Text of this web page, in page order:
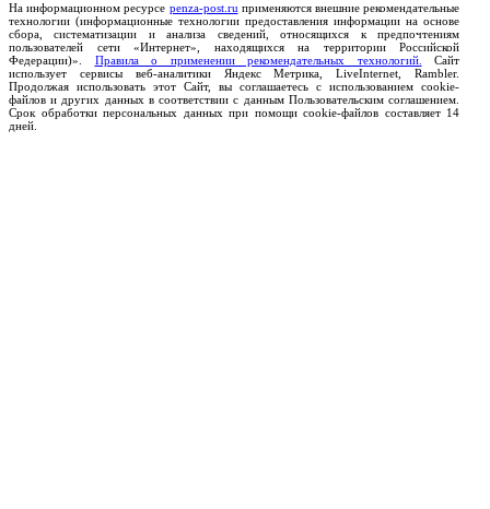
На информационном ресурсе penza-post.ru применяются внешние рекомендательные
технологии (информационные технологии предоставления информации на основе
сбора, систематизации и анализа сведений, относящихся к предпочтениям
пользователей сети «Интернет», находящихся на территории Российской
Федерации)». Правила о применении рекомендательных технологий.
Сайт
использует сервисы веб-аналитики Яндекс Метрика, LiveInternet, Rambler.
Продолжая использовать этот Сайт, вы соглашаетесь с использованием cookie-
файлов и других данных в соответствии с данным Пользовательским соглашением.
Срок обработки персональных данных при помощи cookie-файлов составляет 14
дней.